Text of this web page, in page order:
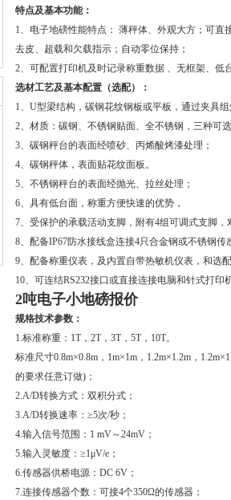
特点及基本功能：
1、电子地磅性能特点： 薄秤体、外观大方；可
去皮、超载和欠载指示；自动零位保持；
2、可配置打印机及时记录称重数据 、无框架、低
选材工艺及基本配置（选配）：
1、U型梁结构，碳钢花纹钢板或平板，通过夹具组
2、材质：碳钢、不锈钢贴面、全不锈钢，三种可选
3、碳钢秤台的表面经喷砂、丙烯酸烤漆处理；
4、碳钢秤体，表面贴花纹面板。
5、不锈钢秤台的表面经抛光、拉丝处理；
6、具有低台面，称重方便快速的优势，
7、受保护的承载活动支脚，附有4组可调式支脚，
8、配备IP67防水接线盒连接4只合金钢或不锈钢传
9、配备称重仪表，及内置自带热敏机仪表，和选
10、可连结RS232接口或直接连接电脑和针式打印
2吨电子小地磅报价
规格技术参数：
1.标准称重：1T，2T，3T，5T，10T。
标准尺寸0.8m×0.8m，1m×1m，1.2m×1.2m，
的要求任意订做)；
2.A/D转换方式：双积分式；
3.A/D转换速率：≥5次/秒；
4.输入信号范围：1 mV～24mV；
5.输入灵敏度：≥1μV/e；
6.传感器供桥电源：DC 6V；
7.连接传感器个数：可接4个350Ω的传感器；